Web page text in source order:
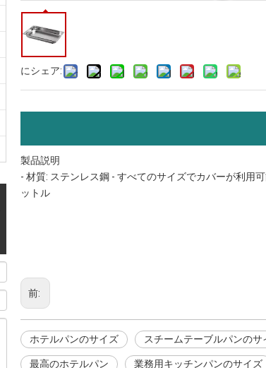
にシェア:
製品説明
- 材質: ステンレス鋼 - すべてのサイズでカバーが利用
ットル
前:
ホテルパンのサイズ スチームテーブルパンのサ
最高のホテルパン 業務用キッチンパンのサイズ